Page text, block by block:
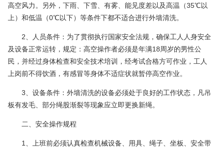
高空风力。另外，下雨、下雪、有雾、能见度差以及高温（35℃以
上）和低温（0℃以下）等条件下都不适合进行外墙清洗。
2、人员条件：为了贯彻执行国家安全法规，确保工人人身安全
及设备正常运转，规定：高空操作者必须是年满18周岁的男性公
民，并经过身体检查和安全技术培训，经考试合格方可作业，工人
上岗前不得饮酒，有感冒等身体不适症状就暂停高空作业。
3、设备条件：外墙清洗的设备必须处于良好的工作状态，凡吊
板有发毛、部分绳股渐裂等现象应立即更换新绳。
二、安全操作规程
1、上班前必须认真检查机械设备、用具、绳子、坐板、安全带